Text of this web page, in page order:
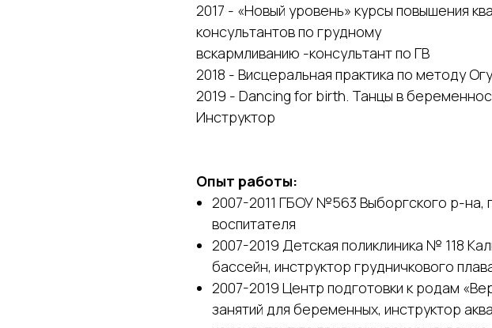
2017 - «Новый уровень» курсы повышения
консультантов по грудному
вскармливанию -консультант по ГВ
2018 - Висцеральная практика по методу
2019 - Dancing for birth. Танцы в
Инструктор
Опыт работы:
2007-2011 ГБОУ №563 Выборгского р-на,
воспитателя
2007-2019 Детская поликлиника № 118
бассейн, инструктор грудничкового
2007-2019 Центр подготовки к родам
занятий для беременных, инструктор